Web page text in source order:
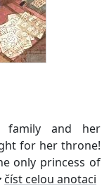
family and her
for her throne!
only princess of
číst celou anotaci